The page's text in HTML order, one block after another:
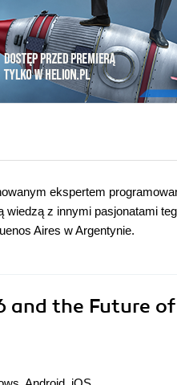
ekspertem
wiedzą z innymi pasjonatami
Aires w Argentynie.
and the Future of